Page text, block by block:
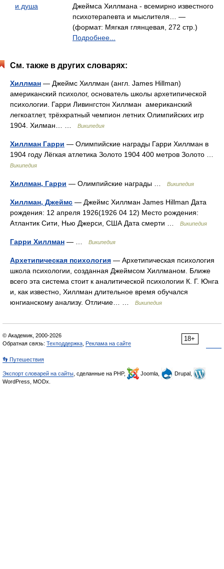
и душа
Джеймса Хиллмана - всемирно известного
психотерапевта и мыслителя… —
(формат: Мягкая глянцевая, 272 стр.)
Подробнее...
См. также в других словарях:
Хиллман — Джеймс Хиллман (англ. James Hillman)
американский психолог, основатель школы архетипической
психологии. Гарри Ливингстон Хиллман американский
легкоатлет, трёхкратный чемпион летних Олимпийских игр
1904. Хилман… …
Википедия
Хиллман Гарри — Олимпийские награды Гарри Хиллман в
1904 году Лёгкая атлетика Золото 1904 400 метров Золото …
Википедия
Хиллман, Гарри — Олимпийские награды … Википедия
Хиллман, Джеймс — Джеймс Хиллман James Hillman Дата
рождения: 12 апреля 1926(1926 04 12) Место рождения:
Атлантик Сити, Нью Джерси, США Дата смерти …
Википедия
Гарри Хиллман — … Википедия
Архетипическая психология — Архетипическая психология
школа психологии, созданная Джеймсом Хиллманом. Ближе
всего эта система стоит к аналитической психологии К. Г. Юнга
и, как известно, Хиллман длительное время обучался
юнгианскому анализу. Отличие… …
Википедия
18+
© Академик, 2000-2026
Обратная связь: Техподдержка Реклама на сайте
👣 Путешествия
Экспорт словарей на сайты , сделанные на PHP, Joomla,
Drupal,
WordPress, MODx.